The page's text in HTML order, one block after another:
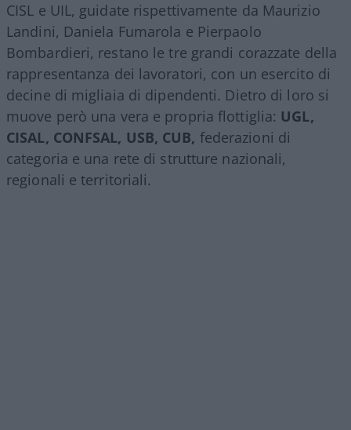
CISL e UIL, guidate rispettivamente da Maurizio
Landini, Daniela Fumarola e Pierpaolo
Bombardieri, restano le tre grandi corazzate della
rappresentanza dei lavoratori, con un esercito di
decine di migliaia di dipendenti. Dietro di loro si
muove però una vera e propria flottiglia: UGL,
CISAL, CONFSAL, USB, CUB, federazioni di
categoria e una rete di strutture nazionali,
regionali e territoriali.